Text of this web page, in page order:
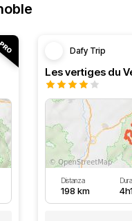
Dafy Trip
Les vertiges du
Distanza
198 km